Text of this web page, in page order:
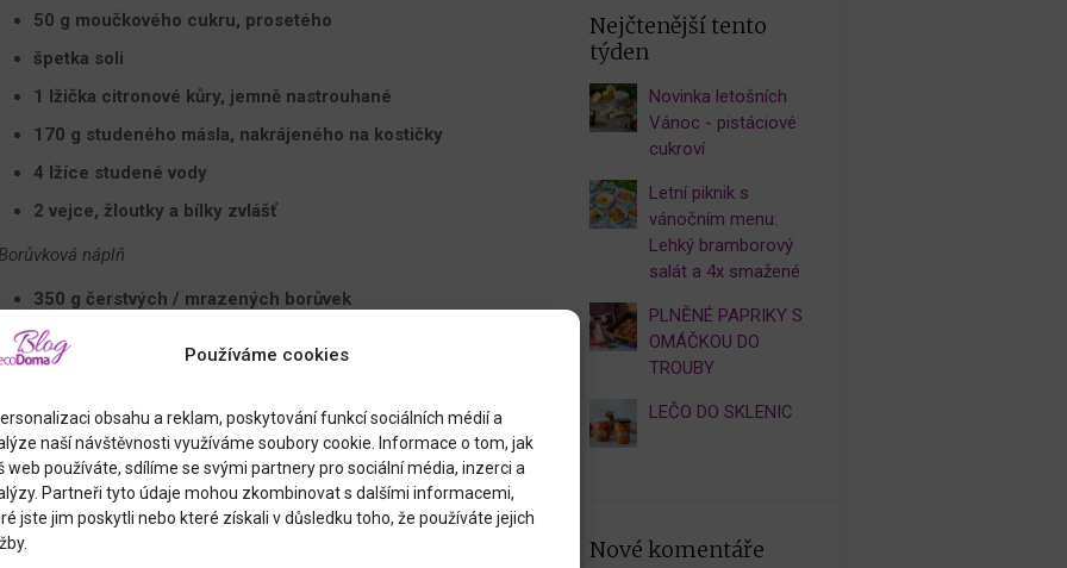
Používáme cookies
obsahu a reklam, poskytování funkcí sociálních médií a
naší návštěvnosti využíváme soubory cookie. Informace o tom, jak
web používáte, sdílíme se svými partnery pro sociální média, inzerci a
Partneři tyto údaje mohou zkombinovat s dalšími informacemi,
jste jim poskytli nebo které získali v důsledku toho, že používáte jejich
50 g moučkového cukru, prosetého
špetka soli
1 lžička citronové kůry, jemně nastrouhané
170 g studeného másla, nakrájeného na kostičky
4 lžíce studené vody
2 vejce, žloutky a bílky zvlášť
Borůvková náplň
350 g čerstvých / mrazených borůvek
1 tučný tvaroh, 250 g
1 lžička citronové šťávy
1 plná lžíce kukuřičného škrobu
sníh ze 2 bílků a špetky soli
+ žloutek na potření těsta
Nejčtenější tento
týden
Novinka letošních
Vánoc - pistáciové
cukroví
Letní piknik s
vánočním menu:
Lehký bramborový
salát a 4x smažené
PLNĚNÉ PAPRIKY S
OMÁČKOU DO
TROUBY
LEČO DO SKLENIC
Nové komentáře